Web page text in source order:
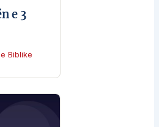
e 3
Biblike